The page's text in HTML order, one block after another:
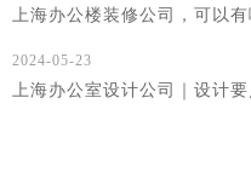
上海办公楼装修公司，可以
2024-05-23
上海办公室设计公司｜设计要